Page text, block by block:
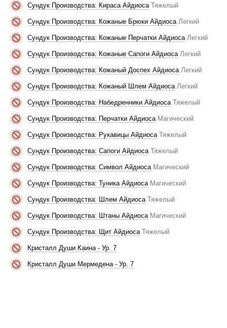
Сундук Производства: Кираса Айдиоса Тяжелый
Сундук Производства: Кожаные Брюки Айдиоса Легкий
Сундук Производства: Кожаные Перчатки Айдиоса Легкий
Сундук Производства: Кожаные Сапоги Айдиоса Легкий
Сундук Производства: Кожаный Доспех Айдиоса Легкий
Сундук Производства: Кожаный Шлем Айдиоса Легкий
Сундук Производства: Набедренники Айдиоса Тяжелый
Сундук Производства: Перчатки Айдиоса Магический
Сундук Производства: Рукавицы Айдиоса Тяжелый
Сундук Производства: Сапоги Айдиоса Тяжелый
Сундук Производства: Символ Айдиоса Магический
Сундук Производства: Туника Айдиоса Магический
Сундук Производства: Шлем Айдиоса Тяжелый
Сундук Производства: Штаны Айдиоса Магический
Сундук Производства: Щит Айдиоса Тяжелый
Кристалл Души Каина - Ур. 7
Кристалл Души Мермедена - Ур. 7